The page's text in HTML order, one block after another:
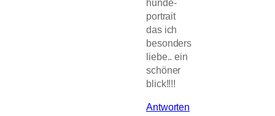
hunde-
portrait
das ich
besonders
liebe.. ein
schöner
blick!!!!
Antworten